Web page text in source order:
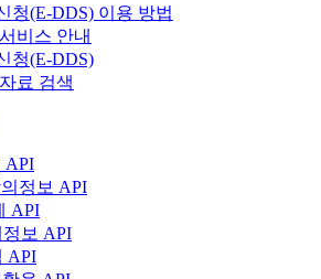
청(E-DDS) 이용 방법
비스 안내
청(E-DDS)
료 검색
API
정보 API
API
보 API
API